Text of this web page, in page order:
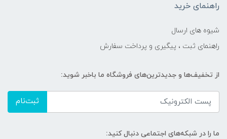
راهنمای خرید
شیوه های ارسال
راهنمای ثبت ، پیگیری و پرداخت سفارش
از تخفیف‌ها و جدیدترین‌های فروشگاه ما باخبر شوید:
ثبت‌نام
ما را در شبکه‌های اجتماعی دنبال کنید: